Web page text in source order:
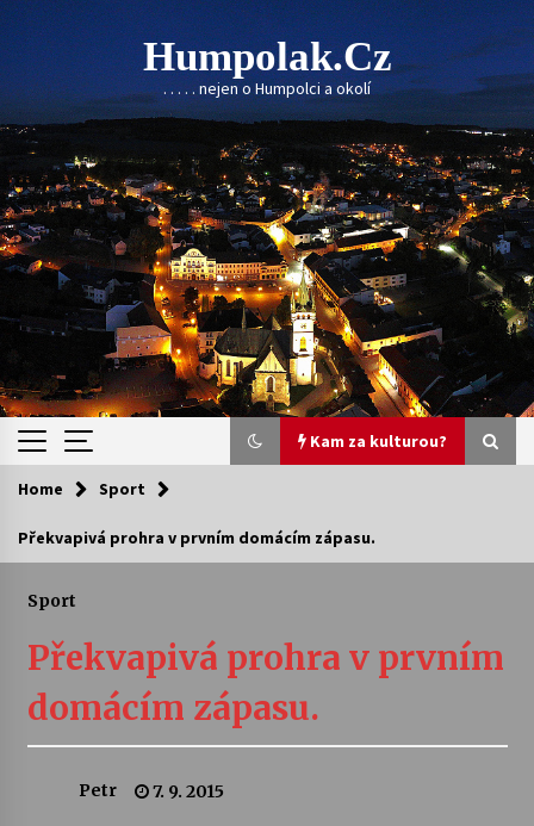
Skip
to
content
Humpolak.cz
. . . . . nejen o Humpolci a okolí
Kam za kulturou?
Kam za kulturou?
Letní koncerty ve Stromovce: Ars Camerata a
Sukuba Ensemble
4. 8. 2026
Vernisáž výstavy Josefíny Duškové: Stávám se
Home Sport
Překvapivá prohra v prvním domácím zápasu.
Sport
Překvapivá prohra v prvním
domácím zápasu.
Petr 7. 9. 2015